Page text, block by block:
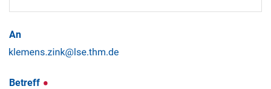
An
Betreff